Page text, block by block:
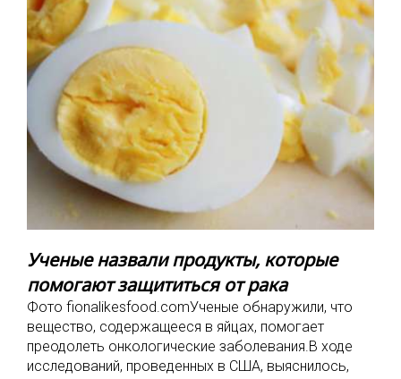
Ученые назвали продукты, которые
помогают защититься от рака
Фото fionalikesfood.comУченые обнаружили, что
вещество, содержащееся в яйцах, помогает
преодолеть онкологические заболевания.В ходе
исследований, проведенных в США, выяснилось,